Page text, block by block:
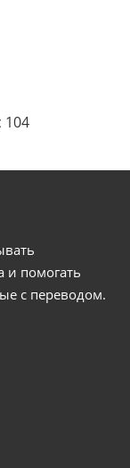
104
и помогать
с переводом.